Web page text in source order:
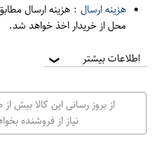
هزینه ارسال : هزینه ارسال
محل از خریدار اخذ خواهد شد.
اطلاعات بیشتر ❯
از بروز رسانی این کالا
نیاز از فروشنده